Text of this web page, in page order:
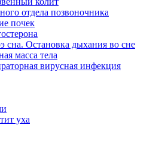
отдела позвоночника
почек
сна. Остановка дыхания во сне
масса тела
вирусная инфекция
уха